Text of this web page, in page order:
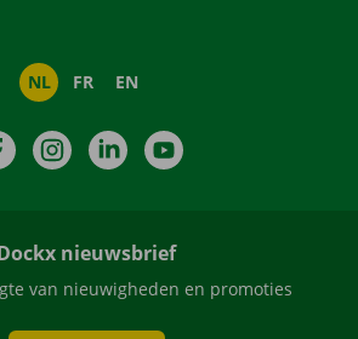
NL FR EN
FacebookInstagramLinkedIn
nieuwsbrief
van nieuwigheden en promoties